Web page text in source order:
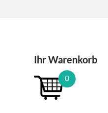
Ihr Warenkorb
0